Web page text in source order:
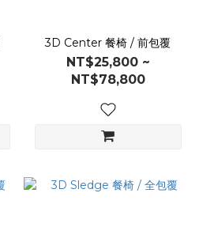
3D Center 餐椅 / 前包覆
NT$25,800 ~
NT$78,800